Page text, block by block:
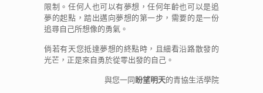
限制。任何人也可以有夢想，任何年齡也可以是追
夢的起點，踏出邁向夢想的第一步，需要的是一份
追尋自己所想像的勇氣。
倘若有天您抵達夢想的終點時，且細看沿路散發的
光芒，正是來自勇於從零出發的自己。
與您一同 盼望明天的青協生活學院